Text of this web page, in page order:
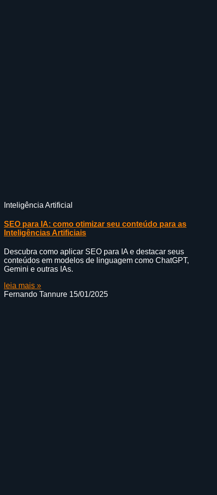
Inteligência Artificial
SEO para IA: como otimizar seu conteúdo para as
Inteligências Artificiais
Descubra como aplicar SEO para IA e destacar seus
conteúdos em modelos de linguagem como ChatGPT,
Gemini e outras IAs.
leia mais »
Fernando Tannure 15/01/2025